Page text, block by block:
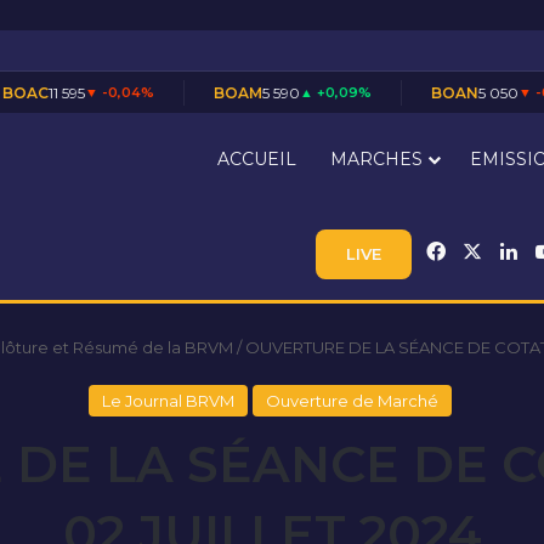
BOAM5 590 ▲ +0,09% BOAN5 050 ▼ -0,49%
ACCUEIL MARCHES
LIVE Facebook
et Résumé de la BRVM / OUVERTURE DE LA SÉANCE DE
Le Journal BRVM Ouverture de Marché